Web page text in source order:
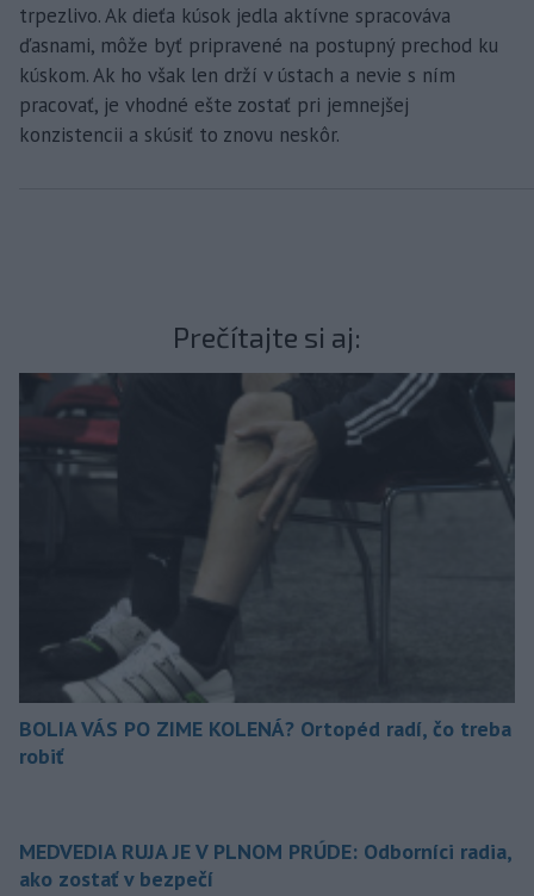
trpezlivo. Ak dieťa kúsok jedla aktívne spracováva
ďasnami, môže byť pripravené na postupný prechod ku
kúskom. Ak ho však len drží v ústach a nevie s ním
pracovať, je vhodné ešte zostať pri jemnejšej
konzistencii a skúsiť to znovu neskôr.
Prečítajte si aj:
BOLIA VÁS PO ZIME KOLENÁ? Ortopéd radí, čo treba
robiť
MEDVEDIA RUJA JE V PLNOM PRÚDE: Odborníci radia,
ako zostať v bezpečí